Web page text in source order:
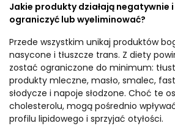
Jakie produkty działają negatywnie i
ograniczyć lub wyeliminować?
Przede wszystkim unikaj produktów
nasycone i tłuszcze trans. Z diety
zostać ograniczone do minimum:
produkty mleczne, masło, smalec,
słodycze i napoje słodzone. Choć te
cholesterolu, mogą pośrednio
profilu lipidowego i sprzyjać otyłości.